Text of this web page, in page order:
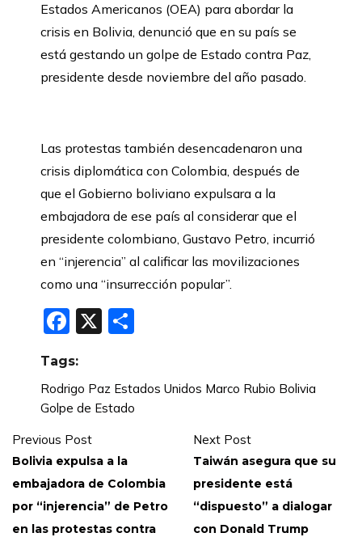
Estados Americanos (OEA) para abordar la
crisis en Bolivia, denunció que en su país se
está gestando un golpe de Estado contra Paz,
presidente desde noviembre del año pasado.
Las protestas también desencadenaron una
crisis diplomática con Colombia, después de
que el Gobierno boliviano expulsara a la
embajadora de ese país al considerar que el
presidente colombiano, Gustavo Petro, incurrió
en “injerencia” al calificar las movilizaciones
como una “insurrección popular”.
Facebook
X
Tags:
Rodrigo Paz Estados Unidos Marco Rubio Bolivia
Golpe de Estado
Previous Post
Bolivia expulsa a la
embajadora de Colombia
por “injerencia” de Petro
en las protestas contra
Next Post
Taiwán asegura que su
presidente está
“dispuesto” a dialogar
con Donald Trump